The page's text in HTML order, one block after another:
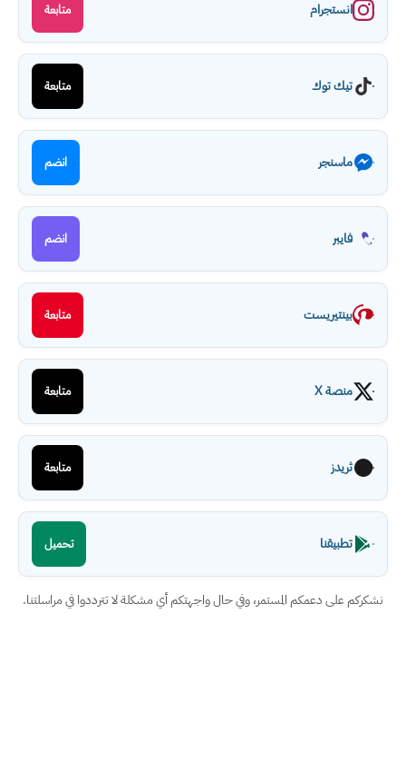
انستجرام متابعة
تيك توك متابعة
ماسنجر انضم
فايبر انضم
بينتيريست متابعة
منصة X متابعة
ثريدز متابعة
تطبيقنا تحميل
نشكركم على دعمكم المستمر، وفي حال واجهتكم أي مشكلة لا تترددوا في مراسلتنا.